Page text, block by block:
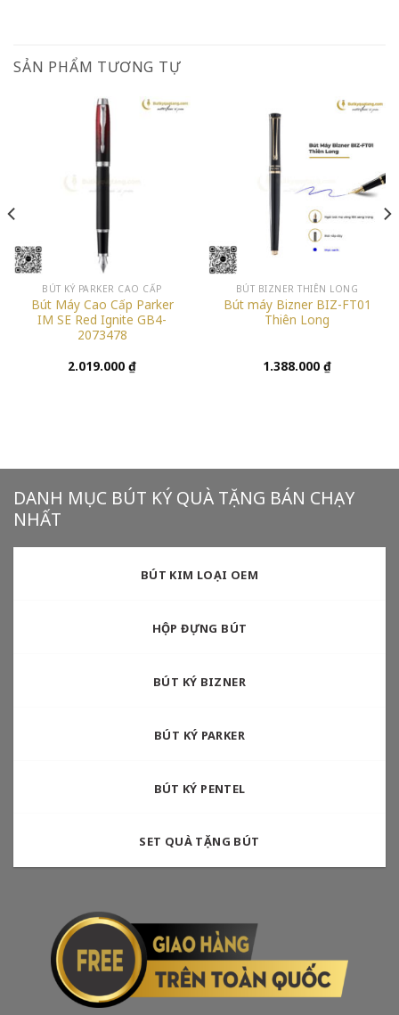
SẢN PHẨM TƯƠNG TỰ
BÚT KÝ PARKER CAO CẤP
Bút Máy Cao Cấp Parker
IM SE Red Ignite GB4-
2073478
2.019.000 ₫
BÚT BIZNER THIÊN LONG
Bút máy Bizner BIZ-FT01
Thiên Long
1.388.000 ₫
DANH MỤC BÚT KÝ QUÀ TẶNG BÁN CHẠY
NHẤT
BÚT KIM LOẠI OEM
HỘP ĐỰNG BÚT
BÚT KÝ BIZNER
BÚT KÝ PARKER
BÚT KÝ PENTEL
SET QUÀ TẶNG BÚT